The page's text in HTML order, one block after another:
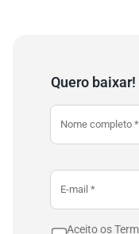
Quero baixar!
Aceito os